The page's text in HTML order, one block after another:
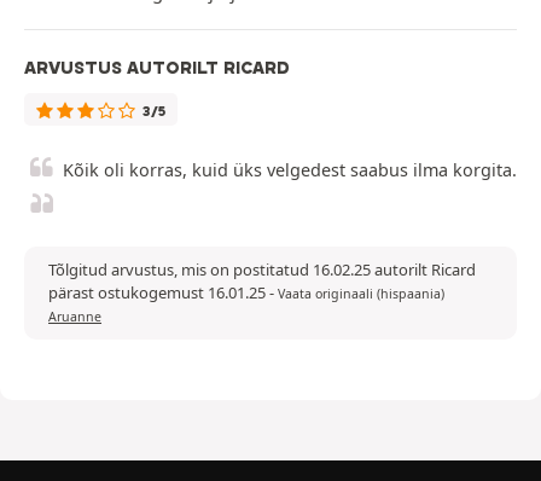
ARVUSTUS AUTORILT RICARD
3/5
Kõik oli korras, kuid üks velgedest saabus ilma korgita.
Tõlgitud arvustus, mis on postitatud 16.02.25 autorilt Ricard
pärast ostukogemust 16.01.25- Vaata originaali (hispaania)
Aruanne